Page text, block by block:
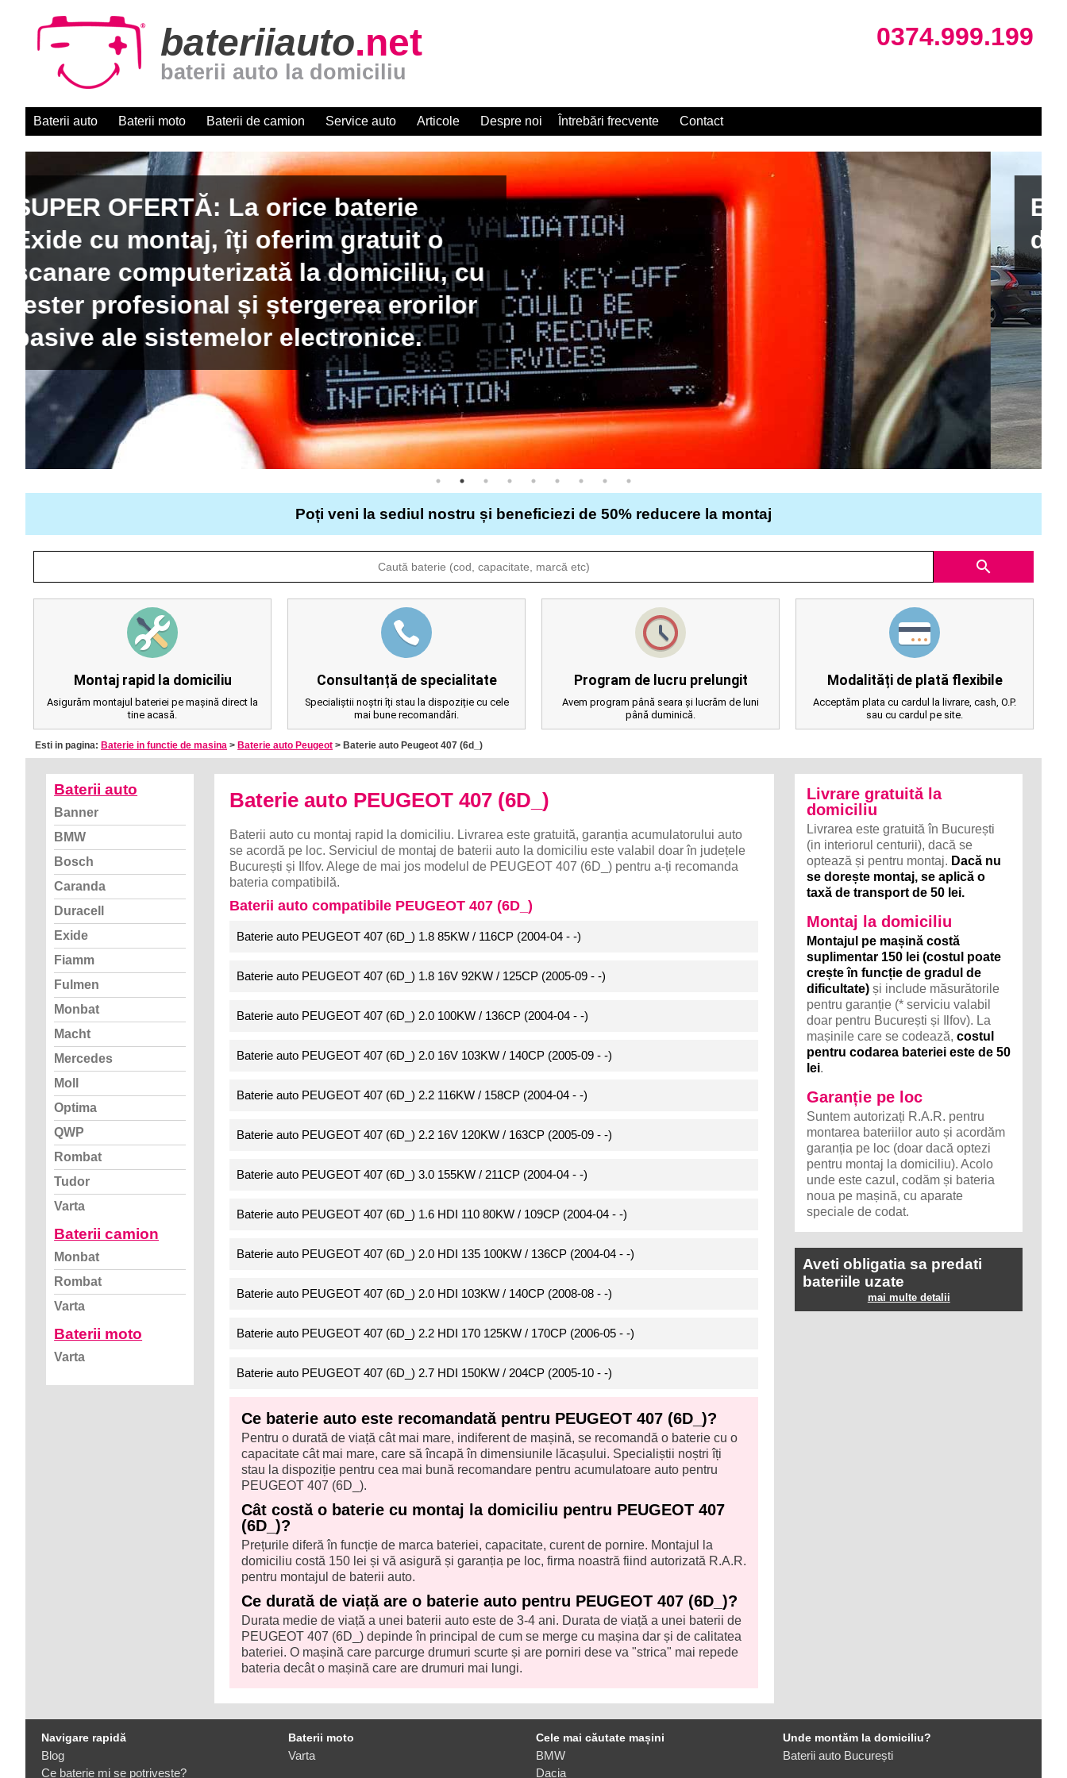
bateriiauto.net
baterii auto la domiciliu
0374.999.199
Baterii auto Baterii moto Baterii de camion Service auto Articole Despre noi Întrebări frecvente Contact
Baterii auto cu montaj rapid la
domiciliu. Centru autorizat R.A.R.
Poți veni la sediul nostru și beneficiezi de 50% reducere la montaj
search
Montaj rapid la domiciliu
Asigurăm montajul bateriei pe mașină direct la
tine acasă.
Consultanță de specialitate
Specialiștii noștri îți stau la dispoziție cu cele
mai bune recomandări.
Program de lucru prelungit
Avem program până seara și lucrăm de luni
până duminică.
Modalități de plată flexibile
Acceptăm plata cu cardul la livrare, cash, O.P.
sau cu cardul pe site.
Esti in pagina: Baterie in functie de masina > Baterie auto Peugeot > Baterie auto Peugeot 407 (6d_)
Baterie auto PEUGEOT 407 (6D_)
Baterii auto cu montaj rapid la domiciliu. Livrarea este gratuită, garanția acumulatorului auto
se acordă pe loc. Serviciul de montaj de baterii auto la domiciliu este valabil doar în județele
București și Ilfov. Alege de mai jos modelul de PEUGEOT 407 (6D_) pentru a-ți recomanda
bateria compatibilă.
Baterii auto compatibile PEUGEOT 407 (6D_)
Baterie auto PEUGEOT 407 (6D_) 1.8 85KW / 116CP (2004-04 - -)
Baterie auto PEUGEOT 407 (6D_) 1.8 16V 92KW / 125CP (2005-09 - -)
Baterie auto PEUGEOT 407 (6D_) 2.0 100KW / 136CP (2004-04 - -)
Baterie auto PEUGEOT 407 (6D_) 2.0 16V 103KW / 140CP (2005-09 - -)
Baterie auto PEUGEOT 407 (6D_) 2.2 116KW / 158CP (2004-04 - -)
Baterie auto PEUGEOT 407 (6D_) 2.2 16V 120KW / 163CP (2005-09 - -)
Baterie auto PEUGEOT 407 (6D_) 3.0 155KW / 211CP (2004-04 - -)
Baterie auto PEUGEOT 407 (6D_) 1.6 HDI 110 80KW / 109CP (2004-04 - -)
Baterie auto PEUGEOT 407 (6D_) 2.0 HDI 135 100KW / 136CP (2004-04 - -)
Baterie auto PEUGEOT 407 (6D_) 2.0 HDI 103KW / 140CP (2008-08 - -)
Baterie auto PEUGEOT 407 (6D_) 2.2 HDI 170 125KW / 170CP (2006-05 - -)
Baterie auto PEUGEOT 407 (6D_) 2.7 HDI 150KW / 204CP (2005-10 - -)
Ce baterie auto este recomandată pentru PEUGEOT 407 (6D_)?
Pentru o durată de viață cât mai mare, indiferent de mașină, se recomandă o baterie cu o
capacitate cât mai mare, care să încapă în dimensiunile lăcașului. Specialiștii noștri îți
stau la dispoziție pentru cea mai bună recomandare pentru acumulatoare auto pentru
PEUGEOT 407 (6D_).
Cât costă o baterie cu montaj la domiciliu pentru PEUGEOT 407
(6D_)?
Prețurile diferă în funcție de marca bateriei, capacitate, curent de pornire. Montajul la
domiciliu costă 150 lei și vă asigură și garanția pe loc, firma noastră fiind autorizată R.A.R.
pentru montajul de baterii auto.
Ce durată de viață are o baterie auto pentru PEUGEOT 407 (6D_)?
Durata medie de viață a unei baterii auto este de 3-4 ani. Durata de viață a unei baterii de
PEUGEOT 407 (6D_) depinde în principal de cum se merge cu mașina dar și de calitatea
bateriei. O mașină care parcurge drumuri scurte și are porniri dese va "strica" mai repede
bateria decât o mașină care are drumuri mai lungi.
Baterii auto
Banner
BMW
Bosch
Caranda
Duracell
Exide
Fiamm
Fulmen
Monbat
Macht
Mercedes
Moll
Optima
QWP
Rombat
Tudor
Varta
Baterii camion
Monbat
Rombat
Varta
Baterii moto
Varta
Livrare gratuită la
domiciliu
Livrarea este gratuită în București
(in interiorul centurii), dacă se
optează și pentru montaj. Dacă nu
se dorește montaj, se aplică o
taxă de transport de 50 lei.
Montaj la domiciliu
Montajul pe mașină costă
suplimentar 150 lei (costul poate
crește în funcție de gradul de
dificultate) și include măsurătorile
pentru garanție (* serviciu valabil
doar pentru București și Ilfov). La
mașinile care se codează,costul
pentru codarea bateriei este de 50
lei.
Garanție pe loc
Suntem autorizați R.A.R. pentru
montarea bateriilor auto și acordăm
garanția pe loc (doar dacă optezi
pentru montaj la domiciliu). Acolo
unde este cazul, codăm și bateria
noua pe mașină, cu aparate
speciale de codat.
Aveti obligatia sa predati
bateriile uzate
mai multe detalii
Navigare rapidă
Blog
Ce baterie mi se potriveste?
Baterii moto
Varta
Cele mai căutate mașini
BMW
Dacia
Unde montăm la domiciliu?
Baterii auto București